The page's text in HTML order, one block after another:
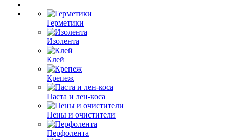
Герметики
Изолента
Клей
Крепеж
Паста и лен-коса
Пены и очистители
Перфолента